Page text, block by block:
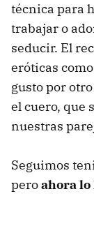
técnica para
trabajar o
seducir. El
eróticas como
gusto por
el cuero, que
nuestras
Seguimos
peroahora lo